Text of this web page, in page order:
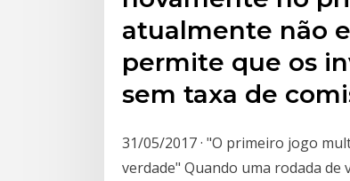
atualmente não
permite que os
sem taxa de
31/05/2017 · "O primeiro jogo
verdade" Quando uma rodada de